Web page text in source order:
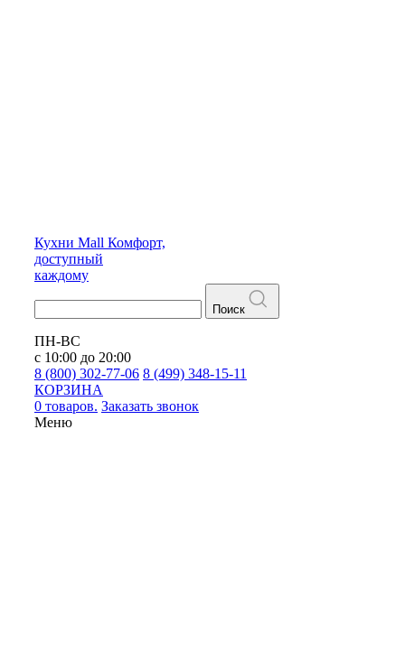
Кухни Mall Комфорт,
доступный
каждому
Поиск
ПН-ВС
с 10:00 до 20:00
8 (800) 302-77-06 8 (499) 348-15-11
КОРЗИНА
0 товаров. Заказать звонок
Меню